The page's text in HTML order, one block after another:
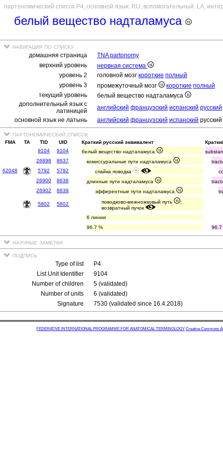
партономический список P4, основной язык: RU, вспомогательный: LA,
белый вещество надталамуса
навигация по списку
домашняя страница
TNA partonomy
верхний уровень
нервная система
уровень 2
головной мозг короткие полный
уровень 3
промежуточный мозг короткие полный
текущий уровень
белый вещество надталамуса
дополнительный язык с
латиницей
английский французский испанский русский
основной язык не латынь
английский французский испанский русский
партономический список
FMA TA TID UID Краткий русский эквивалент
9104
9104 белый вещество надталамуса
26898
8637 комиссуральные пути надталамуса
62048
5792 5792 спайка поводка
26900
8638 длинные пути надталамуса
26902
8639 эфферентные пути надталамуса
5802 5802 поводково-межножковый путь
;
возвратный пучок
6 линии
96.7 %
96.7
научные заметки
подпись
Type of list
P4
List Unit Identifier
9104
Number of children
5 (validated)
Number of units
6 (validated)
Signature
7530 (validated since 16.4.2018)
FEDERATIVE INTERNATIONAL PROGRAMME FOR ANATOMICAL TERMINOLOGY Creative Commons